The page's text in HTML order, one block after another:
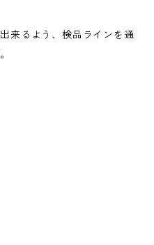
来るよう、検品ラインを通